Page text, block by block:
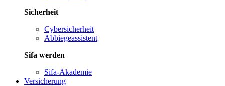
Sicherheit
Cybersicherheit
Abbiegeassistent
Sifa werden
Sifa-Akademie
Versicherung